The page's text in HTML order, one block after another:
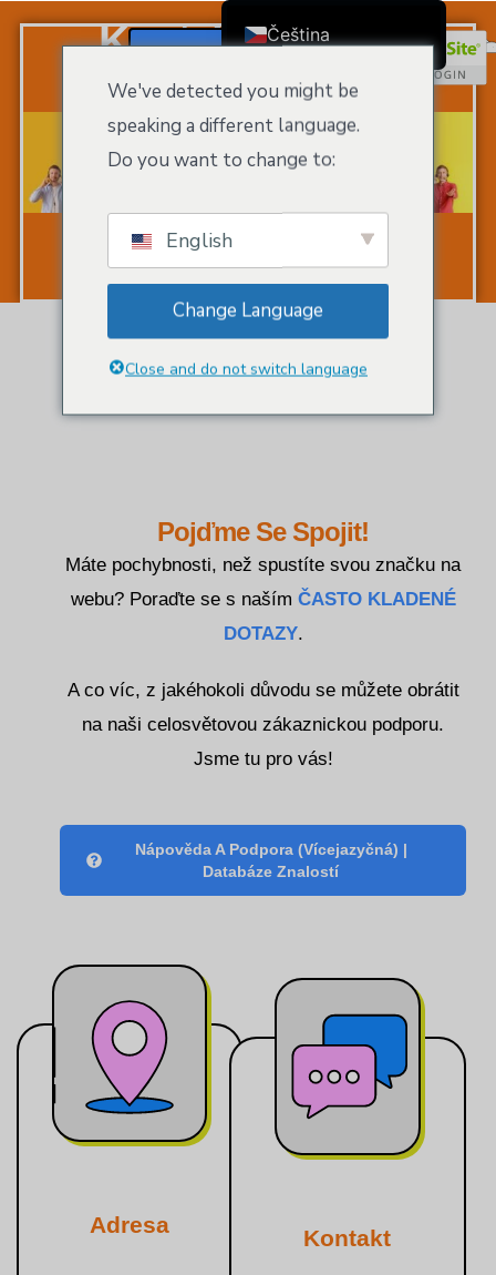
Kontaktujte Nás
Pojďme Se Spojit!
Máte pochybnosti, než spustíte svou značku na
webu? Poraďte se s naším ČASTO KLADENÉ
DOTAZY.
A co víc, z jakéhokoli důvodu se můžete obrátit
na naši celosvětovou zákaznickou podporu.
Jsme tu pro vás!
Nápověda A Podpora (vícejazyčná) |
Databáze Znalostí
Adresa
Kontakt
We've detected you might be
speaking a different language.
Do you want to change to:
English
Change Language
Close and do not switch language
Čeština
Dansk
Español
Suomi
Bahasa Indonesia
Italiano
Polski
Português
ไทย
Türkçe
Українська
Tiếng Việt
العربية